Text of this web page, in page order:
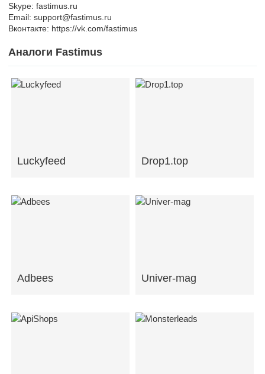
Skype: fastimus.ru
Email: support@fastimus.ru
Вконтакте: https://vk.com/fastimus
Аналоги Fastimus
Luckyfeed Drop1.top
Adbees Univer-mag